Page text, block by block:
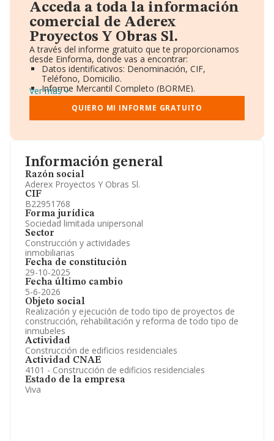
Información general
Razón social
Aderex Proyectos Y Obras Sl.
CIF
B22951768
Forma jurídica
Sociedad limitada unipersonal
Sector
Construcción y actividades
inmobiliarias
Fecha de constitución
29-10-2025
Fecha último cambio
5-6-2026
Objeto social
Realización y ejecución de todo tipo de proyectos de
construcción, rehabilitación y reforma de todo tipo de
inmubeles
Actividad
Construcción de edificios residenciales
Actividad CNAE
4101 - Construcción de edificios residenciales
Estado de la empresa
Viva
Acceda a toda la información
comercial de Aderex
Proyectos Y Obras Sl.
A través del informe gratuito que te proporcionamos
desde Einforma, donde vas a encontrar:
Datos identificativos: Denominación, CIF,
Teléfono, Domicilio.
Informe Mercantil Completo (BORME).
Gráficos de Evolución Ventas y Empleados.
Consejo de Administración y Administradores.
Directivos y Ejecutivos.
Información oficial y registral complementaria.
Ver más
QUIERO MI INFORME GRATUITO